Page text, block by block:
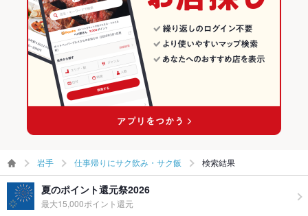
岩手 仕事帰りにサク飲み・サク飯 検索結果
夏のポイント還元祭2026
最大15,000ポイント還元